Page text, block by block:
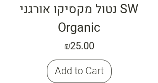
נטול מקסיקו אורגני SW
Organic
Price
₪25.00
Add to Cart